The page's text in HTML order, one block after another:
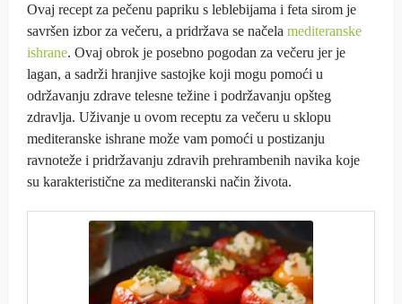
Ovaj recept za pečenu papriku s leblebijama i feta sirom je
savršen izbor za večeru, a pridržava se načela mediteranske
ishrane. Ovaj obrok je posebno pogodan za večeru jer je
lagan, a sadrži hranjive sastojke koji mogu pomoći u
održavanju zdrave telesne težine i podržavanju opšteg
zdravlja. Uživanje u ovom receptu za večeru u sklopu
mediteranske ishrane može vam pomoći u postizanju
ravnoteže i pridržavanju zdravih prehrambenih navika koje
su karakteristične za mediteranski način života.